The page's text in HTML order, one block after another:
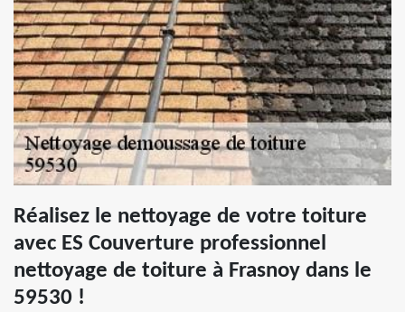
Réalisez le nettoyage de votre toiture
avec ES Couverture professionnel
nettoyage de toiture à Frasnoy dans le
59530 !